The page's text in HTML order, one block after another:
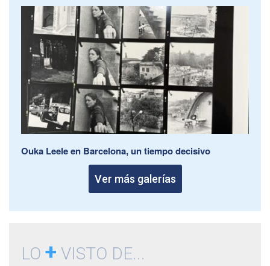
Ouka Leele en Barcelona, un tiempo decisivo
Ver más galerías
LO + VISTO DE...